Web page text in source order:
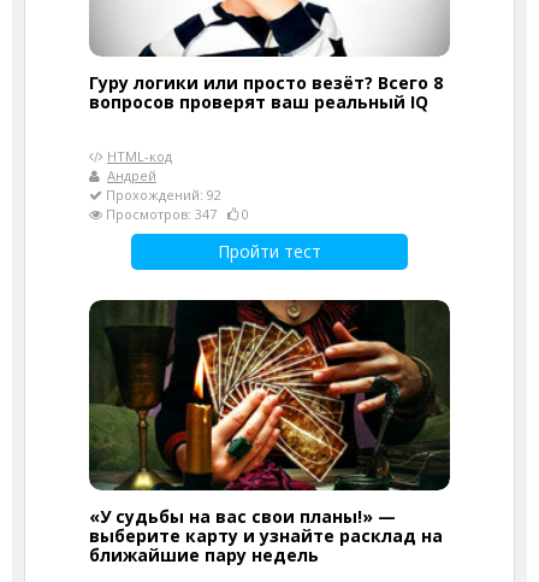
Гуру логики или просто везёт? Всего 8
вопросов проверят ваш реальный IQ
HTML-код
Андрей
Прохождений: 92
Просмотров: 347
0
Пройти тест
«У судьбы на вас свои планы!» —
выберите карту и узнайте расклад на
ближайшие пару недель